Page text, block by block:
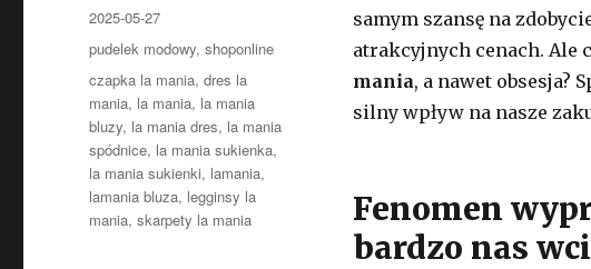
samym szansę na
atrakcyjnych cenach. Ale
mania, a nawet obsesja?
silny wpływ na nasze
Fenomen
bardzo nas
Opublikowano
2025-05-27
Kategorie
pudelek modowy,shoponline
Tagi
czapka la mania,dres la
mania, la mania, la mania
bluzy, la mania dres, la mania
spódnice, la mania sukienka,
la mania sukienki, lamania,
lamania bluza, legginsy la
mania,skarpety la mania